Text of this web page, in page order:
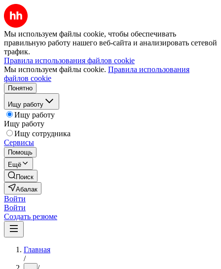
Мы используем файлы cookie, чтобы обеспечивать
правильную работу нашего веб-сайта и анализировать сетевой
трафик.
Правила использования файлов cookie
Мы используем файлы cookie. Правила использования
файлов cookie
Понятно
Ищу работу
Ищу работу
Ищу работу
Ищу сотрудника
Сервисы
Помощь
Ещё
Поиск
Абалак
Войти
Войти
Создать резюме
Главная
/